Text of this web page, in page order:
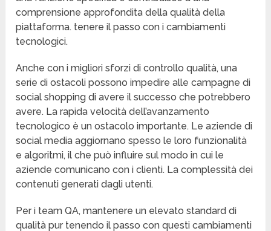
comprensione approfondita della qualità della
piattaforma. tenere il passo con i cambiamenti
tecnologici.
Anche con i migliori sforzi di controllo qualità, una
serie di ostacoli possono impedire alle campagne di
social shopping di avere il successo che potrebbero
avere. La rapida velocità dell’avanzamento
tecnologico è un ostacolo importante. Le aziende di
social media aggiornano spesso le loro funzionalità
e algoritmi, il che può influire sul modo in cui le
aziende comunicano con i clienti. La complessità dei
contenuti generati dagli utenti.
Per i team QA, mantenere un elevato standard di
qualità pur tenendo il passo con questi cambiamenti